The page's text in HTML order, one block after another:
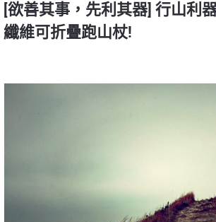
[欲善其事，先利其器] 行山利
纖維可折疊跑山杖!